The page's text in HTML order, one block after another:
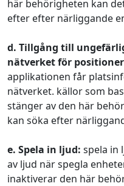
här behörigheten kan
efter efter närliggande
d. Tillgång till
nätverket för
applikationen får
nätverket. källor som
stänger av den här
kan söka efter
e. Spela in ljud: spela in
av ljud när spegla
inaktiverar den här